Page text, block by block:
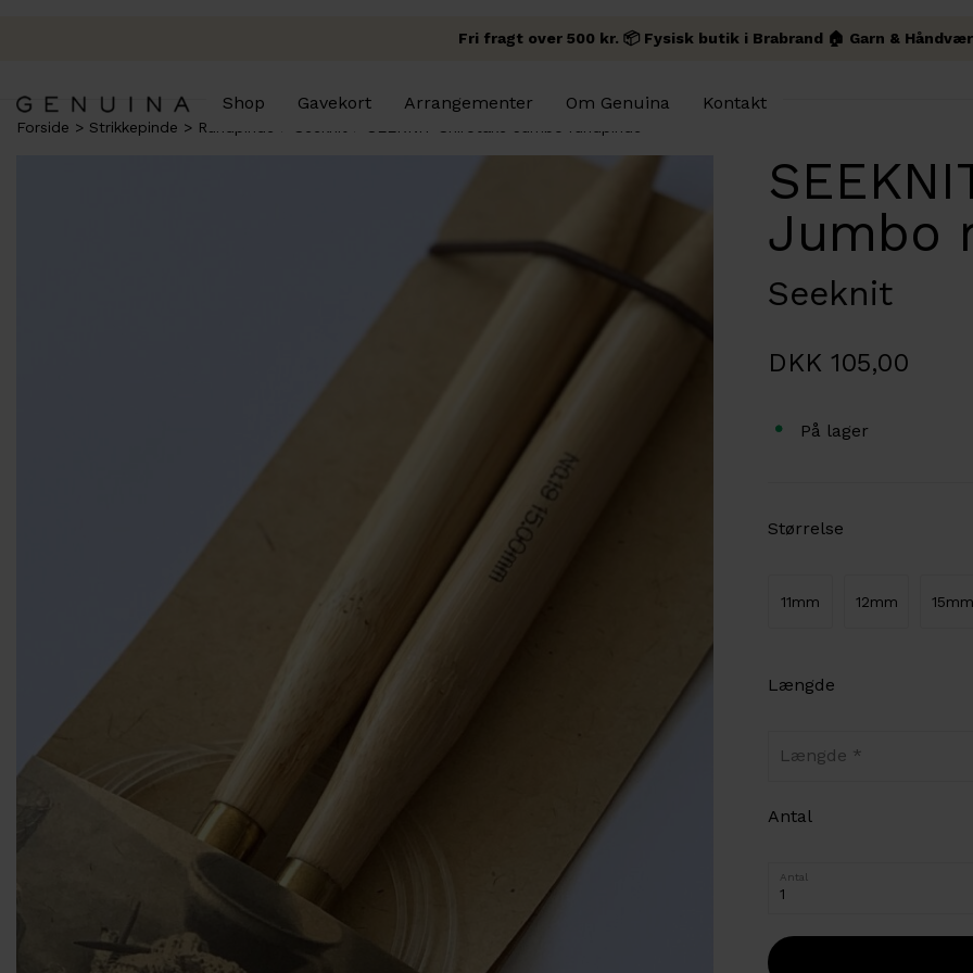
Fri fragt over 500 kr. 📦 Fysisk butik i Brabrand 🏠 Garn &
Shop Gavekort Arrangementer Om Genuina Kontakt
Forside Strikkepinde Rundpinde
Jumbo
Seeknit
DKK 105,00
På lager
Størrelse
11mm 12mm 15mm
Længde
Længde
Antal
Antal